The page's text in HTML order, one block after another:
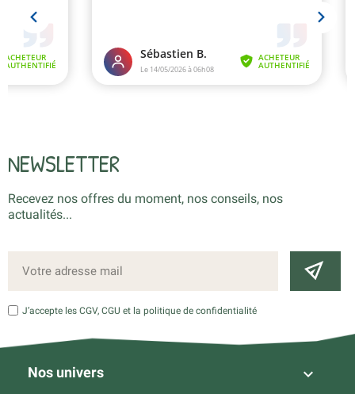
NEWSLETTER
Recevez nos offres du moment, nos conseils, nos
actualités...
J’accepte les CGV, CGU et la politique de confidentialité
Nos univers 